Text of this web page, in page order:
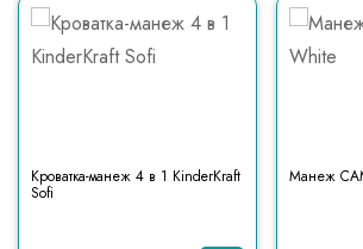
Кроватка-манеж 4 в 1 KinderKraft
Sofi
Манеж